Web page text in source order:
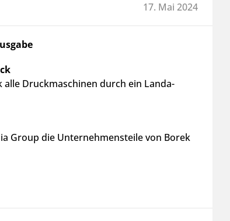
17. Mai 2024
Druckmaschinen durch ein Landa-
Group die Unternehmensteile von Borek